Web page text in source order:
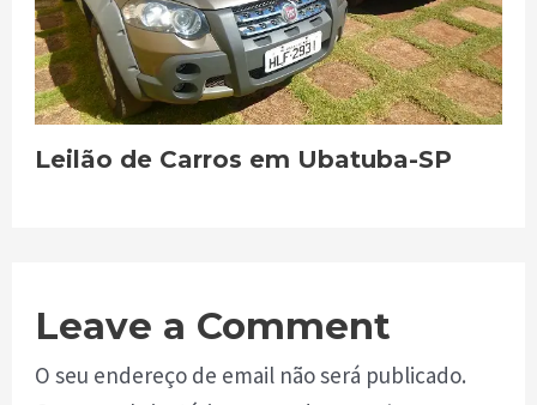
Leilão de Carros em Ubatuba-SP
Leave a Comment
O seu endereço de email não será publicado.